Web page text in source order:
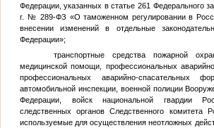
Федерации, указанных в статье 261 Федерального
г. № 289-ФЗ «О таможенном регулировании в
внесении изменений в отдельные
Федерации»;
транспортные средства пожарной
медицинской помощи, профессиональных
профессиональных аварийно-спасательных
автомобильной инспекции, военной полиции
Федерации, войск национальной гвардии
следственных органов Следственного комитета
используемые для осуществления неотложных